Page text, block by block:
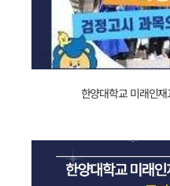
썸네일.jpg
언론기사
검정고시
__229.jpg
한양대학교 미래인